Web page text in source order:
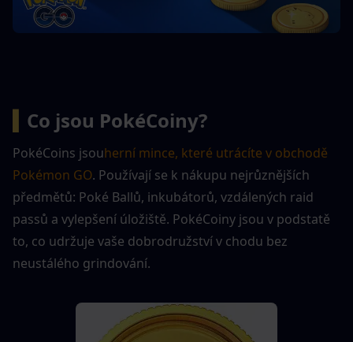
Co jsou PokéCoiny?
PokéCoins jsouherní mince, které utrácíte v obchodě
Pokémon GO. Používají se k nákupu nejrůznějších
předmětů: Poké Ballů, inkubátorů, vzdálených raid
passů a vylepšení úložiště. PokéCoiny jsou v podstatě
to, co udržuje vaše dobrodružství v chodu bez
neustálého grindování.